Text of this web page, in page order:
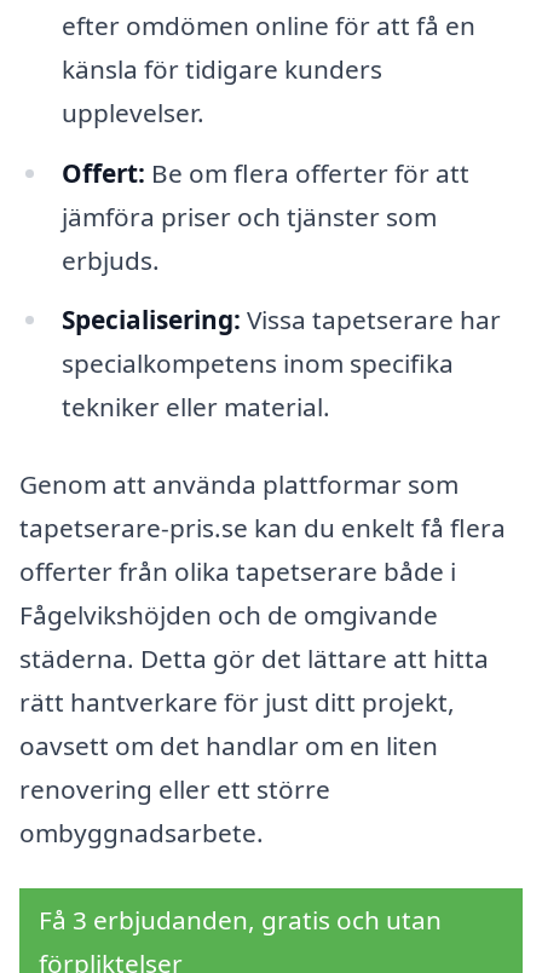
efter omdömen online för att få en
känsla för tidigare kunders
upplevelser.
Offert: Be om flera offerter för att
jämföra priser och tjänster som
erbjuds.
Specialisering: Vissa tapetserare har
specialkompetens inom specifika
tekniker eller material.
Genom att använda plattformar som
tapetserare-pris.se kan du enkelt få flera
offerter från olika tapetserare både i
Fågelvikshöjden och de omgivande
städerna. Detta gör det lättare att hitta
rätt hantverkare för just ditt projekt,
oavsett om det handlar om en liten
renovering eller ett större
ombyggnadsarbete.
Få 3 erbjudanden, gratis och utan
förpliktelser